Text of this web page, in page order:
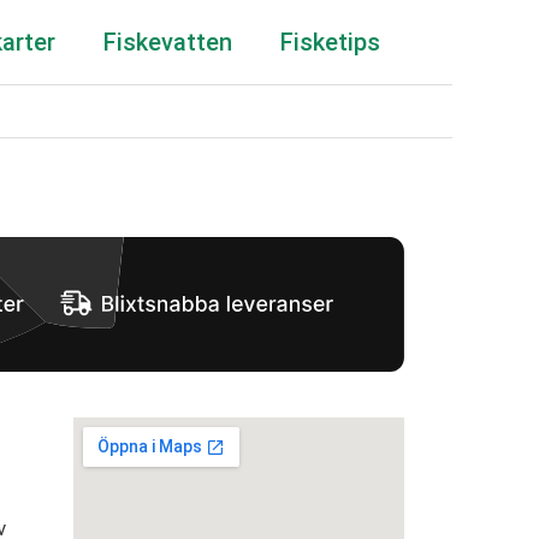
Fiskevatten Fisketips